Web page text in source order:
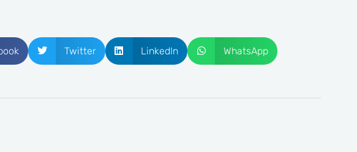
Twitter LinkedIn WhatsApp